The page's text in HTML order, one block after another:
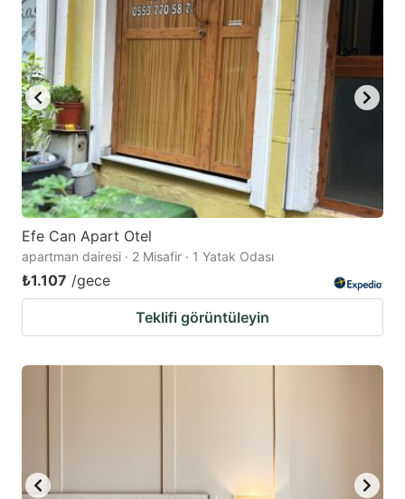
Efe Can Apart Otel
apartman dairesi · 2 Misafir · 1 Yatak Odası
₺1.107 /gece
Teklifi görüntüleyin